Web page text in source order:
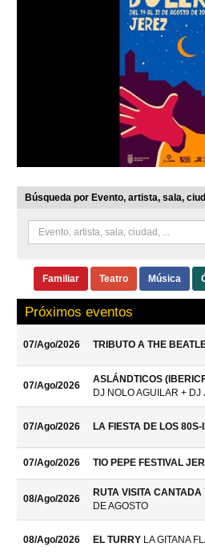
Búsqueda por Evento, artista, sala,
Familiar Teatro Música
Próximos eventos
07/Ago/2026 TRIBUTO A THE
07/Ago/2026
ASLÁNDTICOS
DJ NOLO AGUILAR + DJ
07/Ago/2026 LA FIESTA DE LOS
07/Ago/2026 TIO PEPE FESTIVAL
08/Ago/2026
RUTA VISITA
DE AGOSTO
08/Ago/2026 EL TURRY LA GITANA